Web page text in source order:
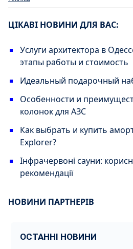
ЦІКАВІ НОВИНИ ДЛЯ ВАС:
Услуги архитектора в
этапы работы и стоимость
Идеальный подарочный
Особенности и
колонок для АЗС
Как выбрать и купить
Explorer?
Інфрачервоні сауни:
рекомендації
НОВИНИ ПАРТНЕРІВ
ОСТАННІ НОВИНИ